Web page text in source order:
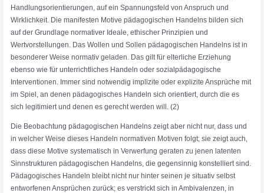
Handlungsorientierungen, auf ein Spannungsfeld von Anspruch und
Wirklichkeit. Die manifesten Motive pädagogischen Handelns bilden sich
auf der Grundlage normativer Ideale, ethischer Prinzipien und
Wertvorstellungen. Das Wollen und Sollen pädagogischen Handelns ist in
besonderer Weise normativ geladen. Das gilt für elterliche Erziehung
ebenso wie für unterrichtliches Handeln oder sozialpädagogische
Interventionen. Immer sind notwendig implizite oder explizite Ansprüche mit
im Spiel, an denen pädagogisches Handeln sich orientiert, durch die es
sich legitimiert und denen es gerecht werden will. (2)
Die Beobachtung pädagogischen Handelns zeigt aber nicht nur, dass und
in welcher Weise dieses Handeln normativen Motiven folgt; sie zeigt auch,
dass diese Motive systematisch in Verwerfung geraten zu jenen latenten
Sinnstrukturen pädagogischen Handelns, die gegensinnig konstelliert sind.
Pädagogisches Handeln bleibt nicht nur hinter seinen je situativ selbst
entworfenen Ansprüchen zurück; es verstrickt sich in Ambivalenzen, in